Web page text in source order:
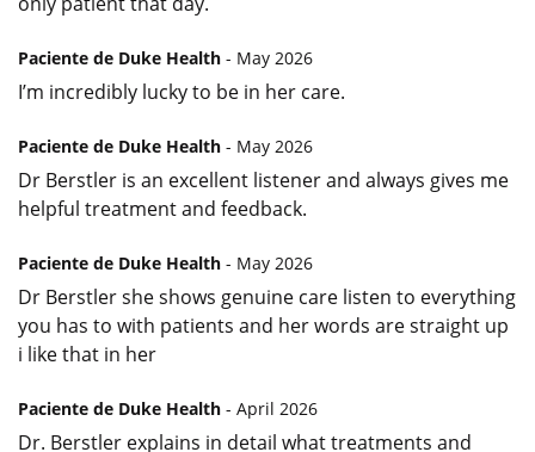
Paciente de Duke Health - May 2026
I’m incredibly lucky to be in her care.
Paciente de Duke Health - May 2026
Dr Berstler is an excellent listener and always gives me
helpful treatment and feedback.
Paciente de Duke Health - May 2026
Dr Berstler she shows genuine care listen to everything
you has to with patients and her words are straight up
i like that in her
Paciente de Duke Health - April 2026
Dr. Berstler explains in detail what treatments and